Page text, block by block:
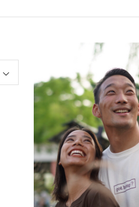
子ども達をありのままに育む～』のパネ